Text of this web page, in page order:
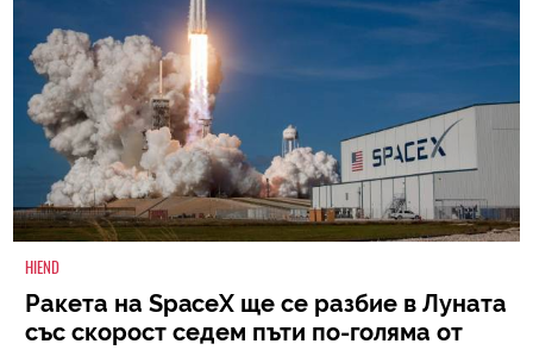
HIEND
Ракета на SpaceX ще се разбие в Луната
със скорост седем пъти по-голяма от